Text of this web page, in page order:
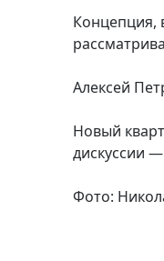
Концепция,
Алексей
Новый
дискуссии
Фото: